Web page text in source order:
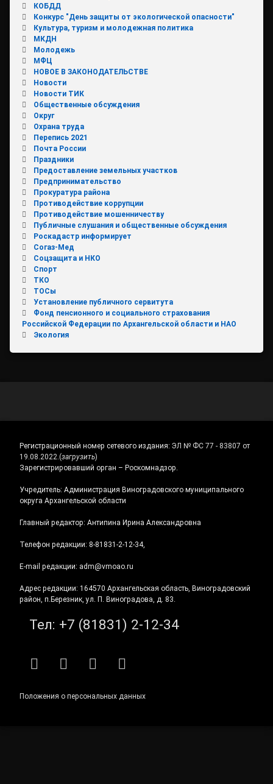
КОБДД
Конкурс "День защиты от экологической опасности"
Культура, туризм и молодежная политика
МКДН
Молодежь
МФЦ
НОВОЕ В ЗАКОНОДАТЕЛЬСТВЕ
Новости
Новости ТИК
Общественные обсуждения
Округ
Охрана труда
Перепись 2021
Почта России
Праздники
Предоставление земельных участков
Предпринимательство
Прокуратура района
Противодействие коррупции
Противодействие мошенничеству
Публичные слушания и общественные обсуждения
Роскадастр информирует
Согаз-Мед
Соцзащита и НКО
Спорт
ТКО
ТОСы
Установление публичного сервитута
Фонд пенсионного и социального страхования
Российской Федерации по Архангельской области и НАО
Экология
Регистрационный номер сетевого издания: ЭЛ № ФС 77 - 83807 от
19.08.2022.(загрузить)
Зарегистрировавший орган – Роскомнадзор.
Учредитель: Администрация Виноградовского муниципального
округа Архангельской области
Главный редактор: Антипина Ирина Александровна
Телефон редакции: 8-81831-2-12-34,
E-mail редакции: adm@vmoao.ru
Адрес редакции: 164570 Архангельская область, Виноградовский
район, п.Березник, ул. П. Виноградова, д. 83.
Тел: +7 (81831) 2-12-34
RSS E-mailВКонтакте
Telegram
Положения о персональных данных